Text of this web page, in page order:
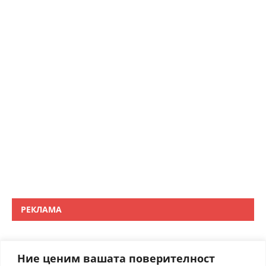
Ние ценим вашата поверителност
РЕКЛАМА